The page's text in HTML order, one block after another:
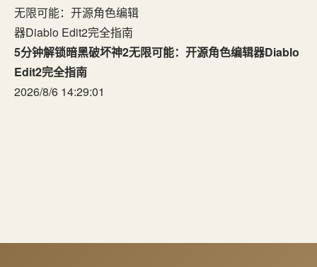
5分钟解锁暗黑破坏神2无限可能：开源角色编辑器Diablo
Edit2完全指南
2026/8/6 14:29:01